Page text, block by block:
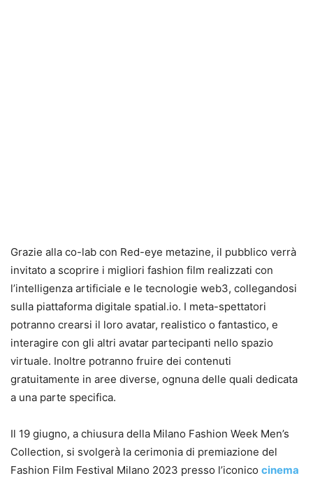
Grazie alla co-lab con Red-eye metazine, il pubblico verrà
invitato a scoprire i migliori fashion film realizzati con
l’intelligenza artificiale e le tecnologie web3, collegandosi
sulla piattaforma digitale spatial.io. I meta-spettatori
potranno crearsi il loro avatar, realistico o fantastico, e
interagire con gli altri avatar partecipanti nello spazio
virtuale. Inoltre potranno fruire dei contenuti
gratuitamente in aree diverse, ognuna delle quali dedicata
a una parte specifica.
Il 19 giugno, a chiusura della Milano Fashion Week Men’s
Collection, si svolgerà la cerimonia di premiazione del
Fashion Film Festival Milano 2023 presso l’iconico cinema